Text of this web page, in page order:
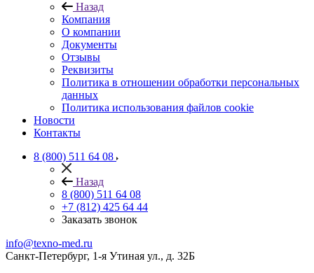
Назад
Компания
О компании
Документы
Отзывы
Реквизиты
Политика в отношении обработки персональных
данных
Политика использования файлов cookie
Новости
Контакты
8 (800) 511 64 08
Назад
8 (800) 511 64 08
+7 (812) 425 64 44
Заказать звонок
info@texno-med.ru
Санкт-Петербург, 1-я Утиная ул., д. 32Б